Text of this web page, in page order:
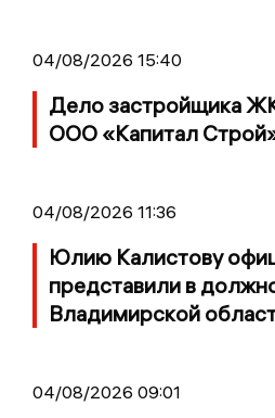
04/08/2026 15:40
Дело застройщика
ООО «Капитал
04/08/2026 11:36
Юлию Калистову
представили в
Владимирской
04/08/2026 09:01